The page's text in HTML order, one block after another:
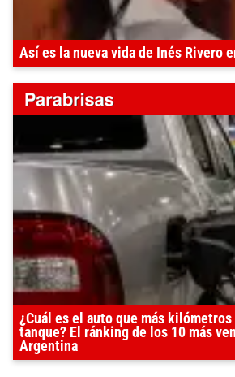
Así es la nueva vida de Inés Rivero
¿Cuál es el auto que más kilómetros
tanque? El ránking de los 10 más
Argentina